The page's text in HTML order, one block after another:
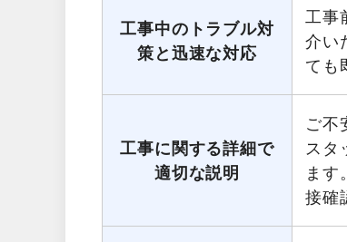
工事中のトラブル対
策と迅速な対応
工事
介い
ても
工事に関する詳細で
適切な説明
ご不
スタ
ます
接確